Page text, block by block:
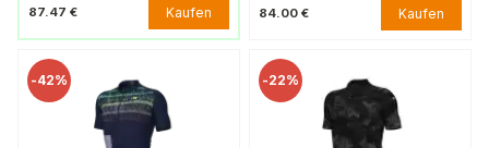
87.47 € Kaufen 84.00 € Kaufen
-42% -22%